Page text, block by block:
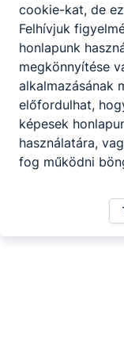
cookie-kat, de
Felhívjuk
honlapunk
megkönnyítése
alkalmazásának
előfordulhat,
képesek
használatára,
fog működni